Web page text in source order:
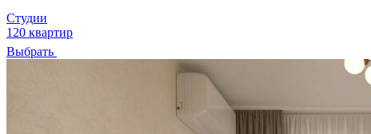
Студии
120 квартир
Выбрать